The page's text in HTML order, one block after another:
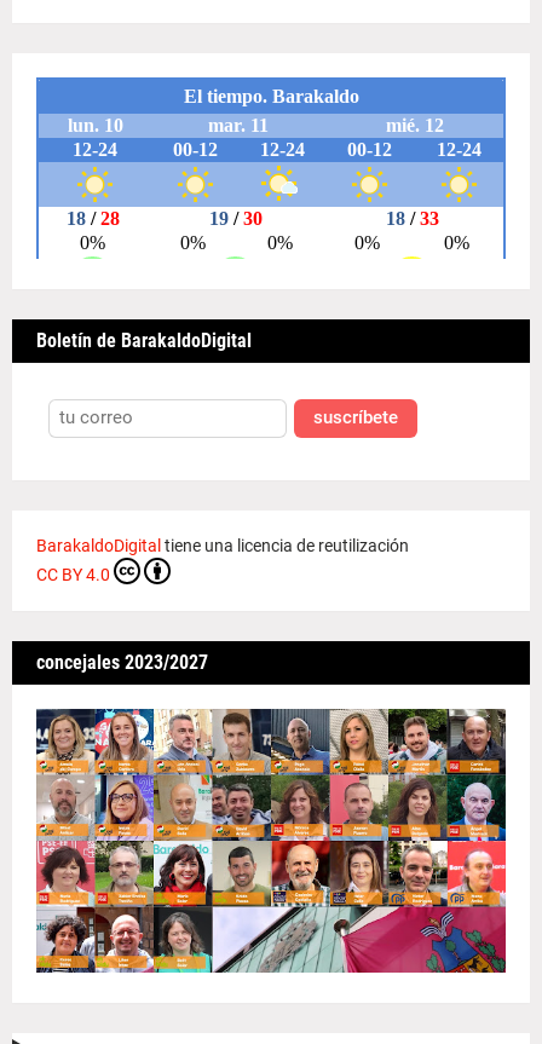
Boletín de BarakaldoDigital
suscríbete
BarakaldoDigital tiene una licencia de reutilización
CC BY 4.0
concejales 2023/2027